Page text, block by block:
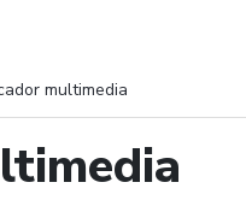
multimedia